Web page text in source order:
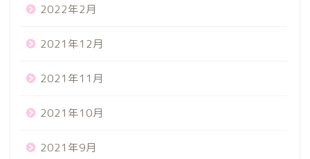
2022年2月
2021年12月
2021年11月
2021年10月
2021年9月